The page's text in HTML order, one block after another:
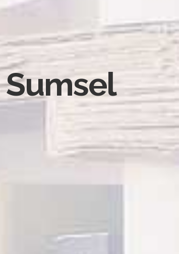
Sumsel